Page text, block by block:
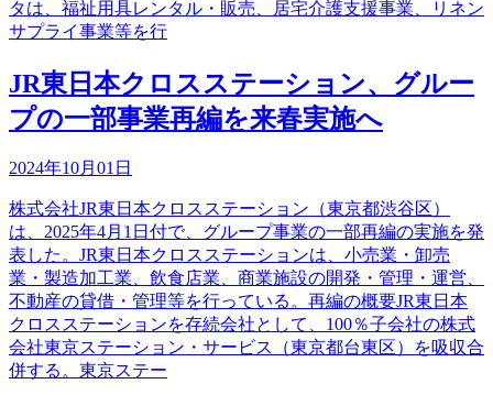
タは、福祉用具レンタル・販売、居宅介護支援事業、リネン
サプライ事業等を行
JR東日本クロスステーション、グルー
プの一部事業再編を来春実施へ
2024年10月01日
株式会社JR東日本クロスステーション（東京都渋谷区）
は、2025年4月1日付で、グループ事業の一部再編の実施を発
表した。JR東日本クロスステーションは、小売業・卸売
業・製造加工業、飲食店業、商業施設の開発・管理・運営、
不動産の貸借・管理等を行っている。再編の概要JR東日本
クロスステーションを存続会社として、100％子会社の株式
会社東京ステーション・サービス（東京都台東区）を吸収合
併する。東京ステー